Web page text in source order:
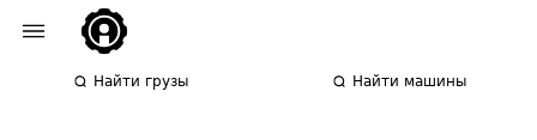
Найти грузы Найти машины